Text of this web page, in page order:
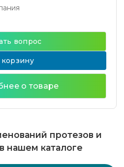
вопрос
о товаре
протезов и
нашем каталоге